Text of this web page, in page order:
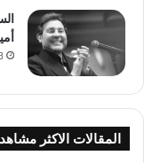
3 مايو، 2026
المقالات الاكثر